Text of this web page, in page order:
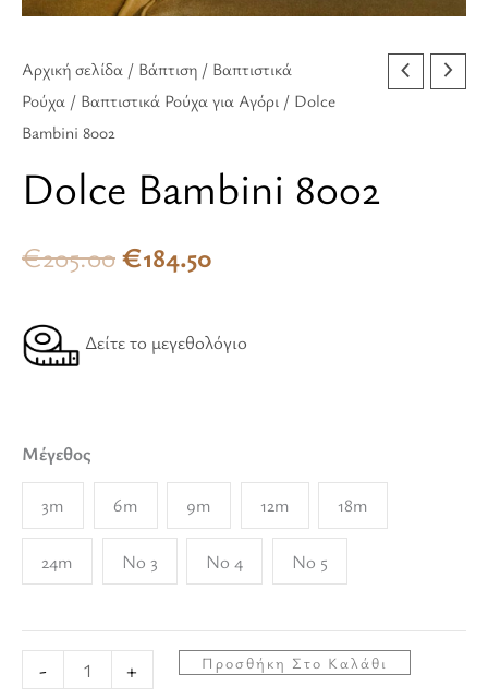
Αρχική σελίδα / Βάπτιση / Βαπτιστικά
Ρούχα / Βαπτιστικά Ρούχα για Αγόρι / Dolce
Bambini 8002
Dolce Bambini 8002
€205.00€184.50
Δείτε το μεγεθολόγιο
Μέγεθος
3m 6m 9m 12m 18m
24m No 3 No 4 No 5
- + Προσθήκη Στο Καλάθι